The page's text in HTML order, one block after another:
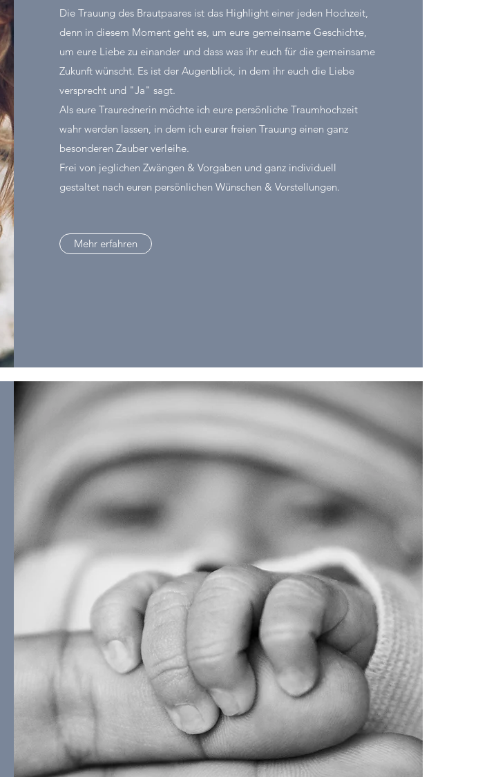
Die Trauung des Brautpaares ist das Highlight einer jeden Hochzeit,
denn in diesem Moment geht es, um eure gemeinsame Geschichte,
um eure Liebe zu einander und dass was ihr euch für die gemeinsame
Zukunft wünscht. Es ist der Augenblick, in dem ihr euch die Liebe
versprecht und "Ja" sagt.
Als eure Traurednerin möchte ich eure persönliche Traumhochzeit
wahr werden lassen, in dem ich eurer freien Trauung einen ganz
besonderen Zauber verleihe.
Frei von jeglichen Zwängen & Vorgaben und ganz individuell
gestaltet nach euren persönlichen Wünschen & Vorstellungen.
Mehr erfahren